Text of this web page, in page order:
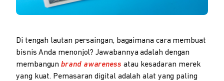
Di tengah lautan persaingan, bagaimana cara membuat
bisnis Anda menonjol? Jawabannya adalah dengan
membangunbrand awareness atau kesadaran merek
yang kuat. Pemasaran digital adalah alat yang paling